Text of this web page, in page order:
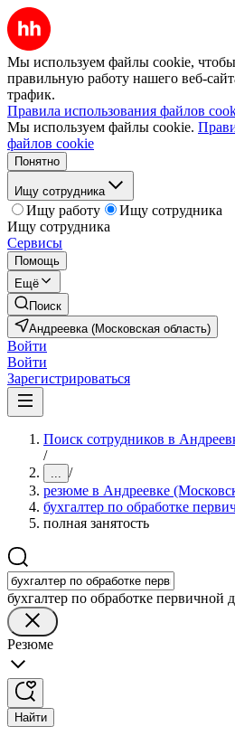
Мы используем файлы cookie, чтобы
правильную работу нашего веб-
трафик.
Правила использования файлов
Мы используем файлы cookie.
файлов cookie
Понятно
Ищу сотрудника
Ищу работу
Ищу сотрудника
Ищу сотрудника
Сервисы
Помощь
Ещё
Поиск
Андреевка (Московская область)
Войти
Войти
Зарегистрироваться
Поиск сотрудников в
/
... /
резюме в Андреевке
бухгалтер по обработке
полная занятость
бухгалтер по обработке первичной
Резюме
Найти